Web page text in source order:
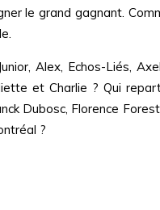
le grand gagnant.
Alex, Echos-Liés,
et Charlie ? Qui
Dubosc, Florence
?